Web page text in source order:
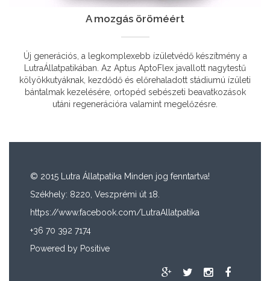
A mozgás öröméért
Új generációs, a legkomplexebb ízületvédő készítmény a
LutraÁllatpatikában. Az Aptus AptoFlex javallott nagytestű
kölyökkutyáknak, kezdődő és előrehaladott stádiumú ízületi
bántalmak kezelésére, ortopéd sebészeti beavatkozások
utáni regenerációra valamint megelőzésre.
© 2015 Lutra Állatpatika Minden jog fenntartva!
Székhely: 8220, Veszprémi út 18.
https://www.facebook.com/LutraAllatpatika
+36 70 392 7174
Powered by Positive